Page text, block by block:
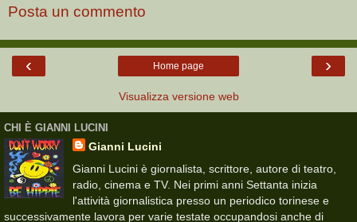
Posta un commento
‹ ›
Home page
Visualizza versione web
CHI È GIANNI LUCINI
Gianni Lucini
Gianni Lucini è giornalista, scrittore, autore di teatro,
radio, cinema e TV. Nei primi anni Settanta inizia
l'attività giornalistica presso un periodico torinese e
successivamente lavora per varie testate occupandosi anche di